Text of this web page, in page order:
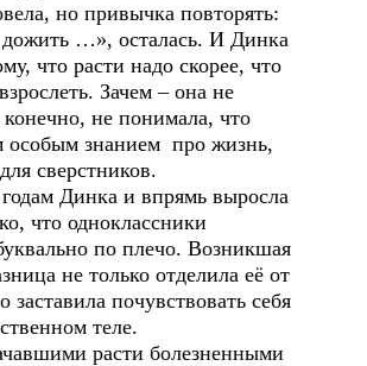
но привычка повторять:
…», осталась. И Динка
что расти надо скорее, что
Зачем – она не
не понимала, что
особым знанием про жизнь,
сверстников.
Динка и впрямь выросла
что одноклассники
по плечо. Возникшая
не только отделила её от
заставила почувствовать себя
теле.
расти болезненными